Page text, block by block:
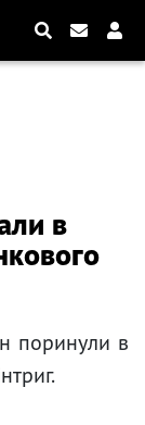
в
поринули в